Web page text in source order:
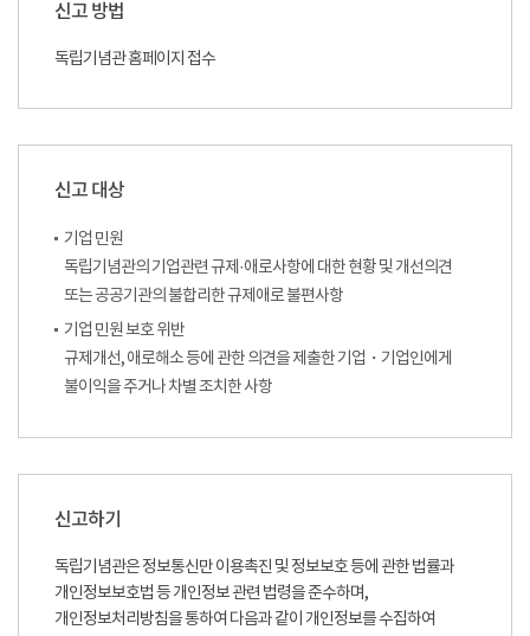
신고 방법
독립기념관 홈페이지 접수
신고 대상
기업 민원
독립기념관의 기업관련 규제·애로사항에 대한 현황 및 개선의견
또는 공공기관의 불합리한 규제애로 불편사항
기업 민원 보호 위반
규제개선, 애로해소 등에 관한 의견을 제출한 기업・기업인에게
불이익을 주거나 차별 조치한 사항
신고하기
독립기념관은 정보통신만 이용촉진 및 정보보호 등에 관한 법률과
개인정보보호법 등 개인정보 관련 법령을 준수하며,
개인정보처리방침을 통하여 다음과 같이 개인정보를 수집하여